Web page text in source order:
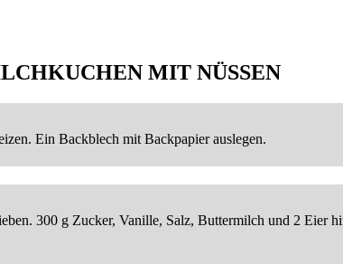
MIT NÜSSEN
Ein Backblech mit Backpapier auslegen.
300 g Zucker, Vanille, Salz, Buttermilch und 2 Eier